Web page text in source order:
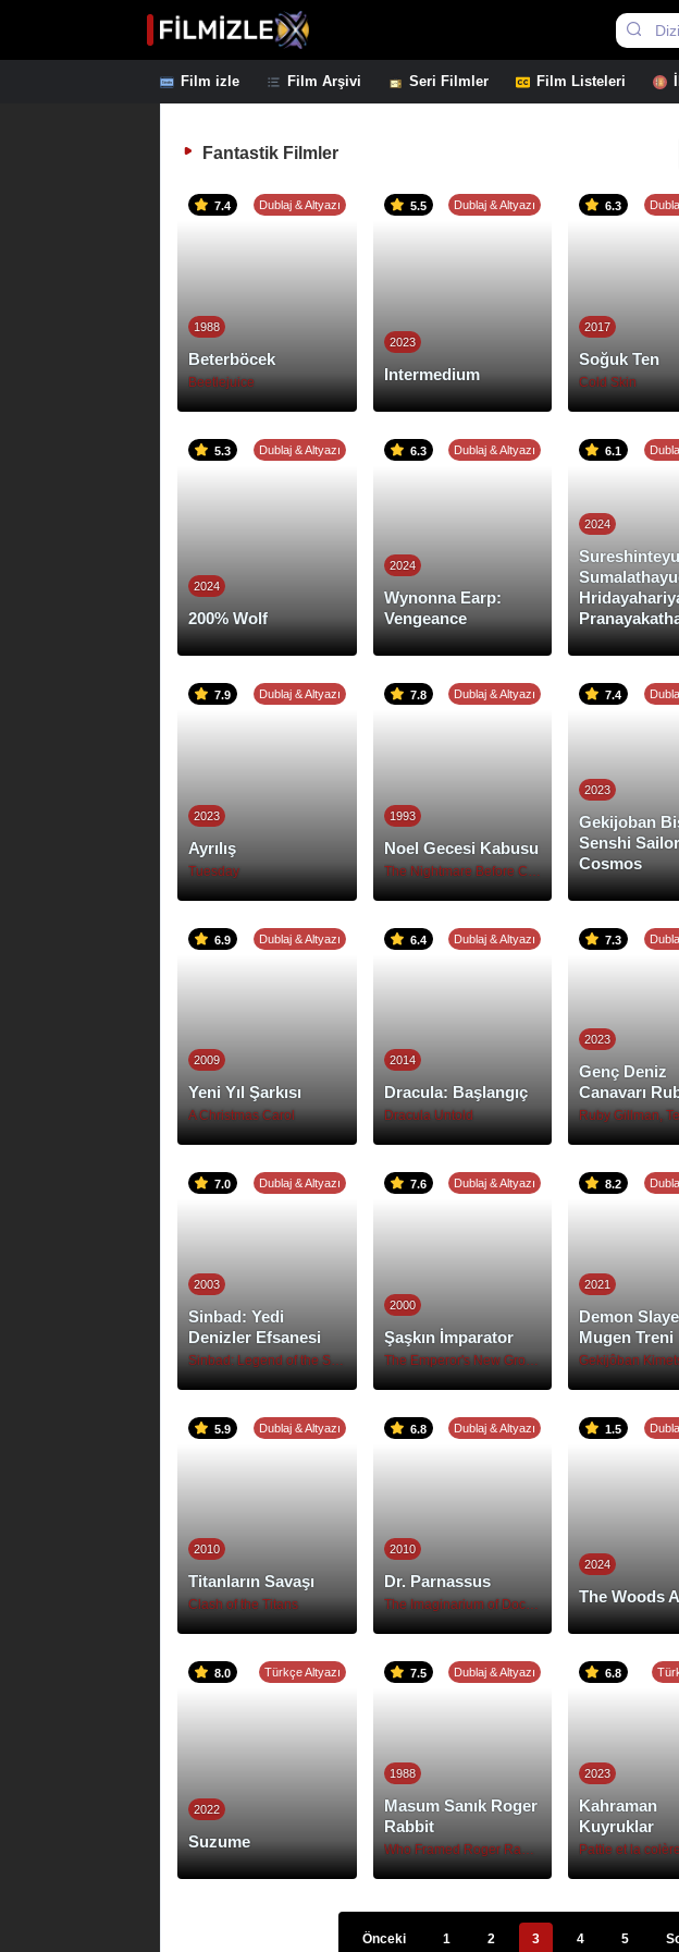
Film izle Film Arşivi Seri Filmler Film Listeleri
Fantastik Filmler
7.4 Dublaj & Altyazı
1988
Beterböcek
Beetlejuice
5.5 Dublaj & Altyazı
2023
Intermedium
6.3
2017
Soğuk Ten
Cold Skin
5.3 Dublaj & Altyazı
2024
200% Wolf
6.3 Dublaj & Altyazı
2024
Wynonna Earp:
Vengeance
6.1
2024
7.9 Dublaj & Altyazı
2023
Ayrılış
Tuesday
7.8 Dublaj & Altyazı
1993
Noel Gecesi Kabusu
The Nightmare Before Christmas
7.4
2023
Gekijoban
Senshi
Cosmos
6.9 Dublaj & Altyazı
2009
Yeni Yıl Şarkısı
A Christmas Carol
6.4 Dublaj & Altyazı
2014
Dracula: Başlangıç
Dracula Untold
7.3
2023
Genç Deniz
Canavarı
7.0 Dublaj & Altyazı
2003
Sinbad: Yedi
Denizler Efsanesi
Sinbad: Legend of the Seven Seas
7.6 Dublaj & Altyazı
2000
Şaşkın İmparator
The Emperor's New Groove
8.2
2021
Demon
Mugen Treni
5.9 Dublaj & Altyazı
2010
Titanların Savaşı
Clash of the Titans
6.8 Dublaj & Altyazı
2010
Dr. Parnassus
The Imaginarium of Doctor Parnassus
1.5
2024
The Woods
8.0 Türkçe Altyazı
2022
Suzume
7.5 Dublaj & Altyazı
1988
Masum Sanık Roger
Rabbit
Who Framed Roger Rabbit
6.8
2023
Kahraman
Kuyruklar
Önceki 1 2 3 4 5